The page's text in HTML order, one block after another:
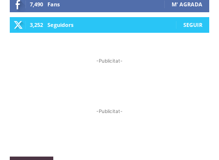
7,490 Fans M' AGRADA
3,252 Seguidors SEGUIR
-Publicitat-
-Publicitat-